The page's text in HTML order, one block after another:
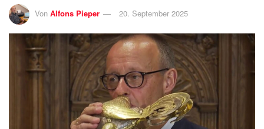
Von Alfons Pieper 20. September 2025